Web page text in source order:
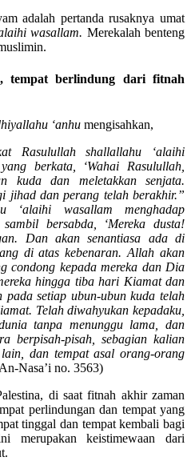
adalah pertanda rusaknya umat
wasallam. Merekalah benteng
tempat berlindung dari fitnah
‘anhu mengisahkan,
Rasulullah shallallahu ‘alaihi
berkata, ‘Wahai Rasulullah,
kuda dan meletakkan senjata.
jihad dan perang telah berakhir.”
‘alaihi wasallam menghadap
bersabda, ‘Mereka dusta!
Dan akan senantiasa ada di
di atas kebenaran. Allah akan
condong kepada mereka dan Dia
hingga tiba hari Kiamat dan
setiap ubun-ubun kuda telah
Telah diwahyukan kepadaku,
tanpa menunggu lama, dan
berpisah-pisah, sebagian kalian
dan tempat asal orang-orang
Nasa’i no. 3563)
di saat fitnah akhir zaman
perlindungan dan tempat yang
tinggal dan tempat kembali bagi
merupakan keistimewaan dari